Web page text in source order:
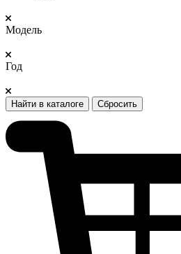
Модель
Год
Найти в каталоге Сбросить